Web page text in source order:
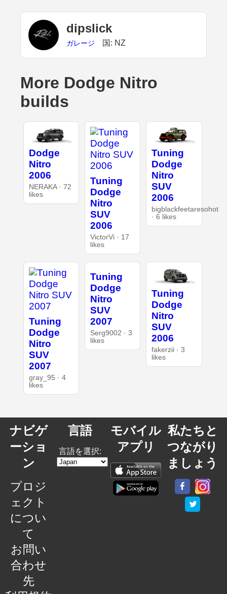
dipslick
ガレージ 国: NZ
More Dodge Nitro
builds
Dodge
Nitro
2006
NERAKA · 72
likes
Tuning
Dodge
Nitro
SUV
2006
VictorVi · 17
likes
Tuning
Dodge
Nitro
SUV
2006
bigblackfeetaresohot
· 6 likes
Tuning
Dodge
Nitro
SUV
2007
gray_95 · 4
likes
Tuning
Dodge
Nitro
SUV
2007
Serg9002 · 3
likes
Tuning
Dodge
Nitro
SUV
2006
fakerzii · 3
likes
ナビゲ
ーショ
ン
プロジ
ェクト
につい
て
お問い
合わせ
先
言語
言語を選択:
モバイル
アプリ
私たちと
つながり
ましょう